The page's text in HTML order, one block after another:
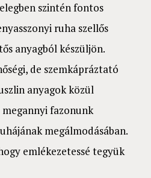
szintén fontos
ruha szellős
anyagból készüljön.
de szemkápráztató
anyagok közül
fazonunk
megálmodásában.
emlékezetessé tegyük